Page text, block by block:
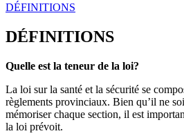
DÉFINITIONS
DÉFINITIONS
Quelle est la teneur de la loi?
La loi sur la santé et la sécurité se
règlements provinciaux. Bien qu’il ne
mémoriser chaque section, il est
la loi prévoit.